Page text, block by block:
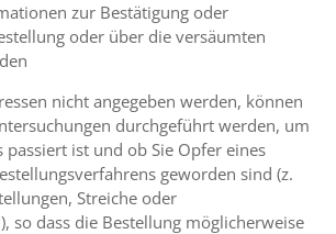
zur Bestätigung oder
oder über die versäumten
nicht angegeben werden, können
durchgeführt werden, um
passiert ist und ob Sie Opfer eines
geworden sind (z.
Streiche oder
so dass die Bestellung möglicherweise